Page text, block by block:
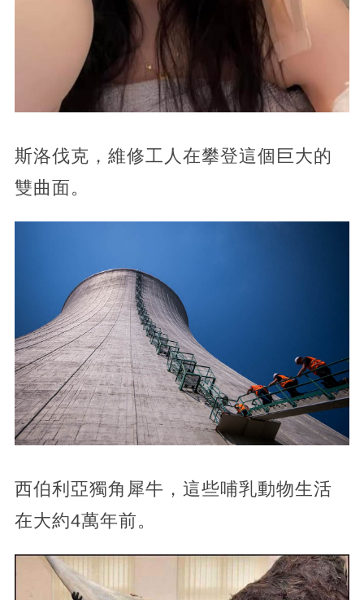
斯洛伐克，維修工人在攀登這個巨大的
雙曲面。
西伯利亞獨角犀牛，這些哺乳動物生活
在大約4萬年前。